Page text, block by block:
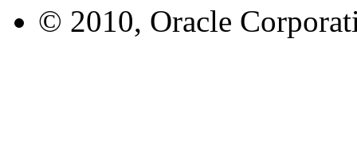
© 2010, Oracle